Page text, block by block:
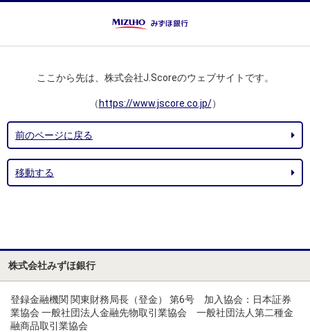
ここから先は、株式会社J.Scoreのウェブサイトです。
（ https://www.jscore.co.jp/）
前のページに戻る
移動する
株式会社みずほ銀行
登録金融機関 関東財務局長（登金） 第6号 加入協会：日本証券
業協会 一般社団法人金融先物取引業協会 一般社団法人第二種金
融商品取引業協会